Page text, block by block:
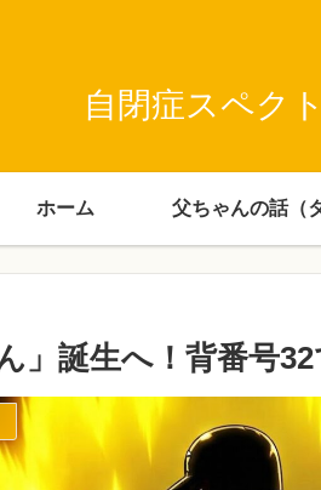
自閉症スペク
ホーム
」誕生へ！背番号32